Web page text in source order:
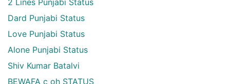
Dard Punjabi Status
Love Punjabi Status
Alone Punjabi Status
Shiv Kumar Batalvi
BEWAFA c oh STATUS